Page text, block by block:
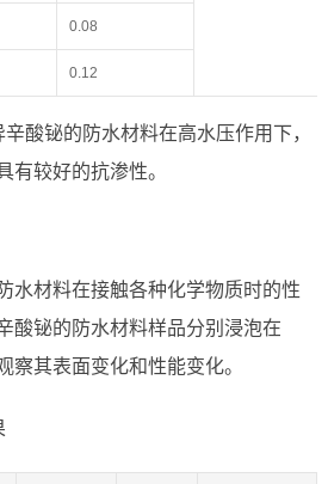
0.08
0.12
酸铋的防水材料在高水压作用下，
有较好的抗渗性。
水材料在接触各种化学物质时的性
酸铋的防水材料样品分别浸泡在
察其表面变化和性能变化。